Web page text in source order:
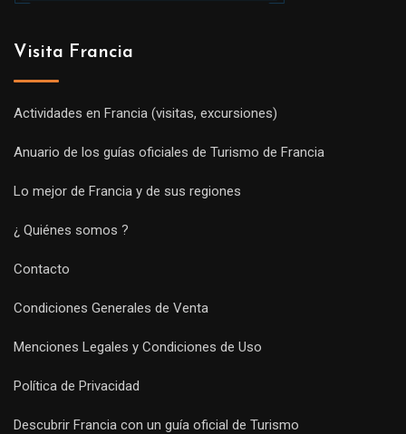
Visita Francia
Actividades en Francia (visitas, excursiones)
Anuario de los guías oficiales de Turismo de Francia
Lo mejor de Francia y de sus regiones
¿ Quiénes somos ?
Contacto
Condiciones Generales de Venta
Menciones Legales y Condiciones de Uso
Política de Privacidad
Descubrir Francia con un guía oficial de Turismo